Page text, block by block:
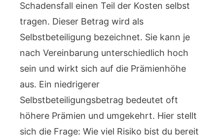
Schadensfall einen Teil der Kosten selbst
tragen. Dieser Betrag wird als
Selbstbeteiligung bezeichnet. Sie kann je
nach Vereinbarung unterschiedlich hoch
sein und wirkt sich auf die Prämienhöhe
aus. Ein niedrigerer
Selbstbeteiligungsbetrag bedeutet oft
höhere Prämien und umgekehrt. Hier stellt
sich die Frage: Wie viel Risiko bist du bereit